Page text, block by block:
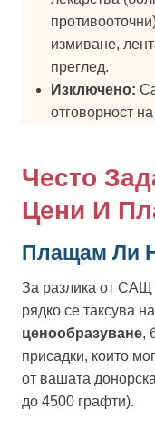
измиване,
преглед.
Изключено:
отговорност
Често
Цени И
Плащам Ли
За разлика от САЩ
рядко се таксува
ценообразуване,
присадки, които
от вашата
до 4500 графти).